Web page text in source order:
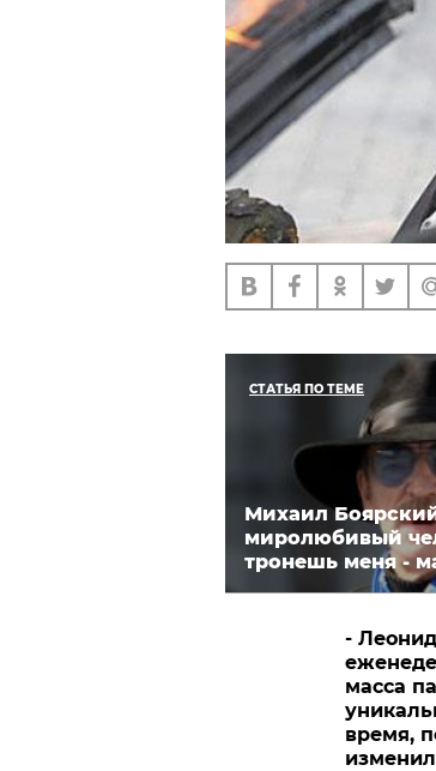
СТАТЬЯ ПО ТЕМЕ
Михаил
миролюбивый
тронешь меня -
-
масса
время,